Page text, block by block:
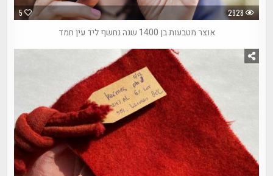
5 2928
אוצר מטבעות בן 1400 שנה נחשף ליד עין חמד